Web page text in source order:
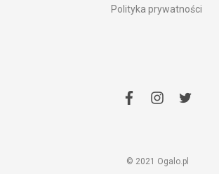
Polityka prywatności
facebook
instagram
twitter
© 2021 Ogalo.pl